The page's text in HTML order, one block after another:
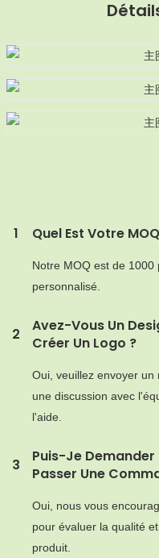
1 Quel Est Votre
Notre MOQ est de
personnalisé.
2
Avez-Vous Un
Créer Un Logo ?
Oui, veuillez envoyer
une discussion avec
l'aide.
3
Puis-Je Demander
Passer Une
Oui, nous vous
pour évaluer la qualité
produit.